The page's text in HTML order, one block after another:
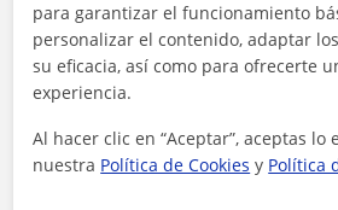
Al hacer clic, aceptas nuestro y de
para garantizar el funcionamiento
personalizar el contenido, adaptar
su eficacia, así como para ofrecerte
experiencia.
Al hacer clic en “Aceptar”, aceptas lo
nuestra Política de Cookies y Política